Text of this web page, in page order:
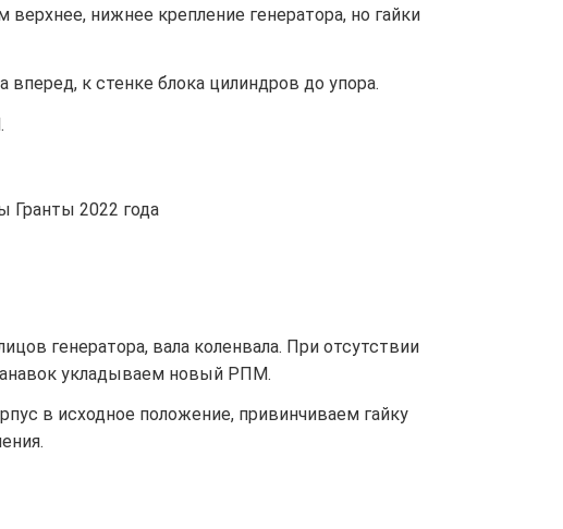
верхнее, нижнее крепление генератора, но гайки
вперед, к стенке блока цилиндров до упора.
Гранты 2022 года
генератора, вала коленвала. При отсутствии
укладываем новый РПМ.
в исходное положение, привинчиваем гайку